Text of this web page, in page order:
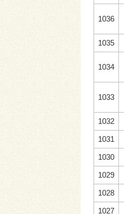
1036
1035
1034
1033
1032
1031
1030
1029
1028
1027